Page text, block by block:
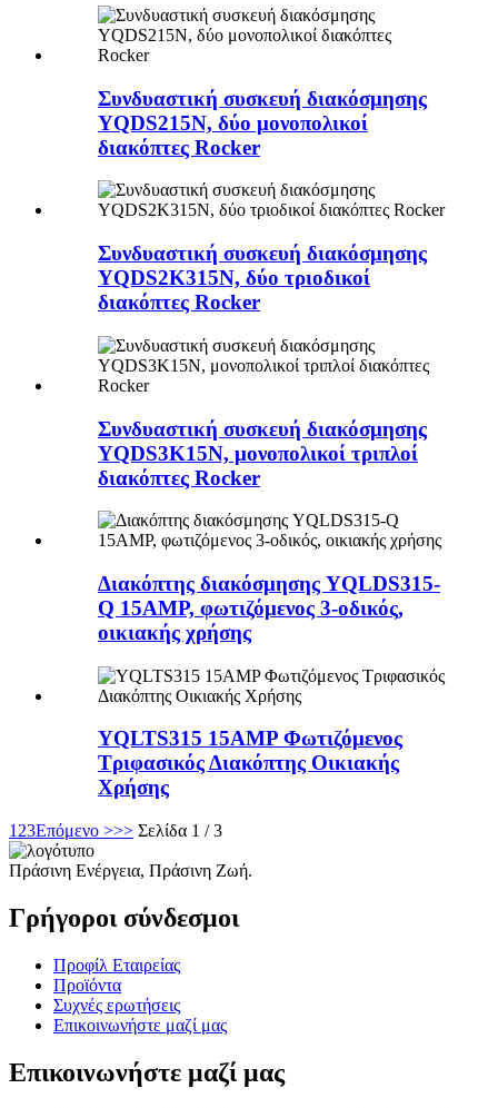
Συνδυαστική συσκευή διακόσμησης
YQDS215N, δύο μονοπολικοί
διακόπτες Rocker
Συνδυαστική συσκευή διακόσμησης
YQDS2K315N, δύο τριοδικοί
διακόπτες Rocker
Συνδυαστική συσκευή διακόσμησης
YQDS3K15N, μονοπολικοί τριπλοί
διακόπτες Rocker
Διακόπτης διακόσμησης YQLDS315-
Q 15AMP, φωτιζόμενος 3-οδικός,
οικιακής χρήσης
YQLTS315 15AMP Φωτιζόμενος
Τριφασικός Διακόπτης Οικιακής
Χρήσης
1 23Επόμενο >>> Σελίδα 1 / 3
Πράσινη Ενέργεια, Πράσινη Ζωή.
Γρήγοροι σύνδεσμοι
Προφίλ Εταιρείας
Προϊόντα
Συχνές ερωτήσεις
Επικοινωνήστε μαζί μας
Επικοινωνήστε μαζί μας